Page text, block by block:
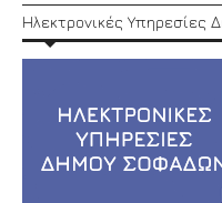
Ηλεκτρονικές Υπηρεσίες